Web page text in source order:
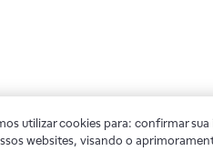
utilizar cookies para: confirmar
websites, visando o